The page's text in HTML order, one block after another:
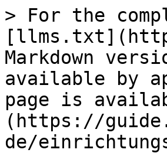
> For the
Markdown
available by
page is
(https://
de/